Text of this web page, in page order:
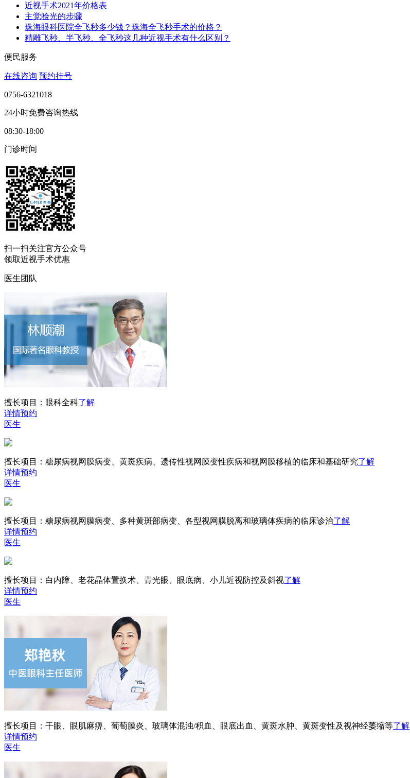
近视手术2021年价格表
主觉验光的步骤
珠海眼科医院全飞秒多少钱？珠海全飞秒手术的价格？
精雕飞秒、半飞秒、全飞秒这几种近视手术有什么区别？
便民服务
在线咨询 预约挂号
0756-6321018
24小时免费咨询热线
08:30-18:00
门诊时间
扫一扫关注官方公众号
领取近视手术优惠
医生团队
擅长项目： 眼科全科了解
详情预约
医生
擅长项目： 糖尿病视网膜病变、黄斑疾病、遗传性视网膜变性疾病和视网膜移植的临床和基础研究了解
详情预约
医生
擅长项目： 糖尿病视网膜病变、多种黄斑部病变、各型视网膜脱离和玻璃体疾病的临床诊治了解
详情预约
医生
擅长项目： 白内障、老花晶体置换术、青光眼、眼底病、小儿近视防控及斜视了解
详情预约
医生
擅长项目： 干眼、眼肌麻痹、葡萄膜炎、玻璃体混浊/积血、眼底出血、黄斑水肿、黄斑变性及视神经萎缩等了解
详情预约
医生